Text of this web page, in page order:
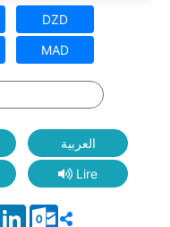
DZD
MAD
العربية
Lire
LinkedInOutlook.com